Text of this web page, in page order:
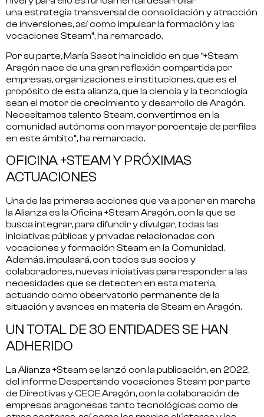
una estrategia transversal de consolidación y atracción
de inversiones, así como impulsar la formación y las
vocaciones Steam”, ha remarcado.
Por su parte, María Sasot ha incidido en que “+Steam
Aragón nace de una gran reflexión compartida por
empresas, organizaciones e instituciones, que es el
propósito de esta alianza, que la ciencia y la tecnología
sean el motor de crecimiento y desarrollo de Aragón.
Necesitamos talento Steam, convertirnos en la
comunidad autónoma con mayor porcentaje de perfiles
en este ámbito”, ha remarcado.
OFICINA +STEAM Y PRÓXIMAS
ACTUACIONES
Una de las primeras acciones que va a poner en marcha
la Alianza es la Oficina +Steam Aragón, con la que se
busca integrar, para difundir y divulgar, todas las
iniciativas públicas y privadas relacionadas con
vocaciones y formación Steam en la Comunidad.
Además, impulsará, con todos sus socios y
colaboradores,nuevas iniciativas para responder a las
necesidades que se detecten en esta materia,
actuando como observatorio permanente de la
situación y avances en materia de Steam en Aragón.
UN TOTAL DE 30 ENTIDADES SE HAN
ADHERIDO
La Alianza +Steam se lanzó con la publicación, en 2022,
del informe Despertando vocaciones Steam por parte
de Directivas y CEOE Aragón, con la colaboración de
empresas aragonesas tanto tecnológicas como de